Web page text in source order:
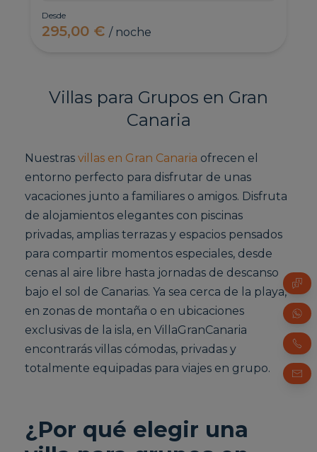
Desde
295,00 €/ noche
Villas para Grupos en Gran
Canaria
Nuestrasvillas en Gran Canaria ofrecen el
entorno perfecto para disfrutar de unas
vacaciones junto a familiares o amigos. Disfruta
de alojamientos elegantes con piscinas
privadas, amplias terrazas y espacios pensados
para compartir momentos especiales, desde
cenas al aire libre hasta jornadas de descanso
bajo el sol de Canarias. Ya sea cerca de la playa,
en zonas de montaña o en ubicaciones
exclusivas de la isla, en VillaGranCanaria
encontrarás villas cómodas, privadas y
totalmente equipadas para viajes en grupo.
¿Por qué elegir una